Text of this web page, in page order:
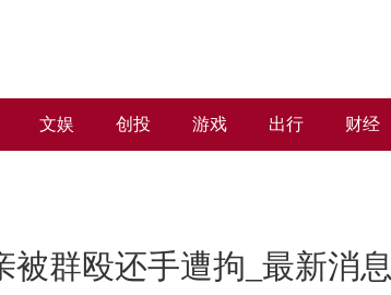
文娱 创投 游戏 出行 财经
群殴还手遭拘_最新消息